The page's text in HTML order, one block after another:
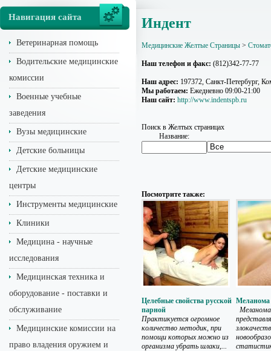
Навигация сайта
Ветеринарная помощь
Водительские медицинские
комиссии
Военные учебные
заведения
Вузы медицинские
Детские больницы
Детские медицинские
центры
Инструменты медицинские
Клиники
Медицина - научные
исследования
Медицинская техника и
оборудование - поставки и
обслуживание
Медицинские комиссии на
право владения оружием и
Индент
Медицинские Желтые Страницы >
Наш телефон и факс: (812)342-77-77
Наш адрес: 197372, Санкт-Петербург,
Мы работаем: Ежедневно 09:00-21:00
Наш сайт: http://www.indentspb.ru
Поиск в Желтых страницах
Название:
Посмотрите также:
Целебные свойства русской
парной
Практикуется огромное
количество методик, при
помощи которых можно из
организма убрать шлаки,...